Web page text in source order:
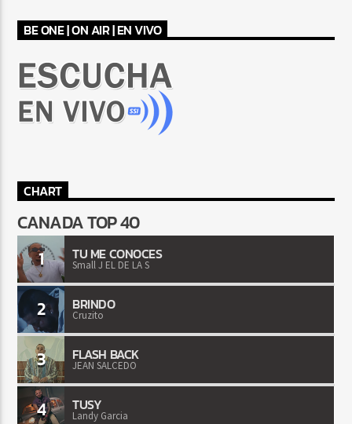
BE ONE | ON AIR | EN VIVO
CHART
CANADA TOP 40
1 TU ME CONOCES
Small J EL DE LA S
2 BRINDO
Cruzito
3 FLASH BACK
JEAN SALCEDO
4 TUSY
Landy Garcia